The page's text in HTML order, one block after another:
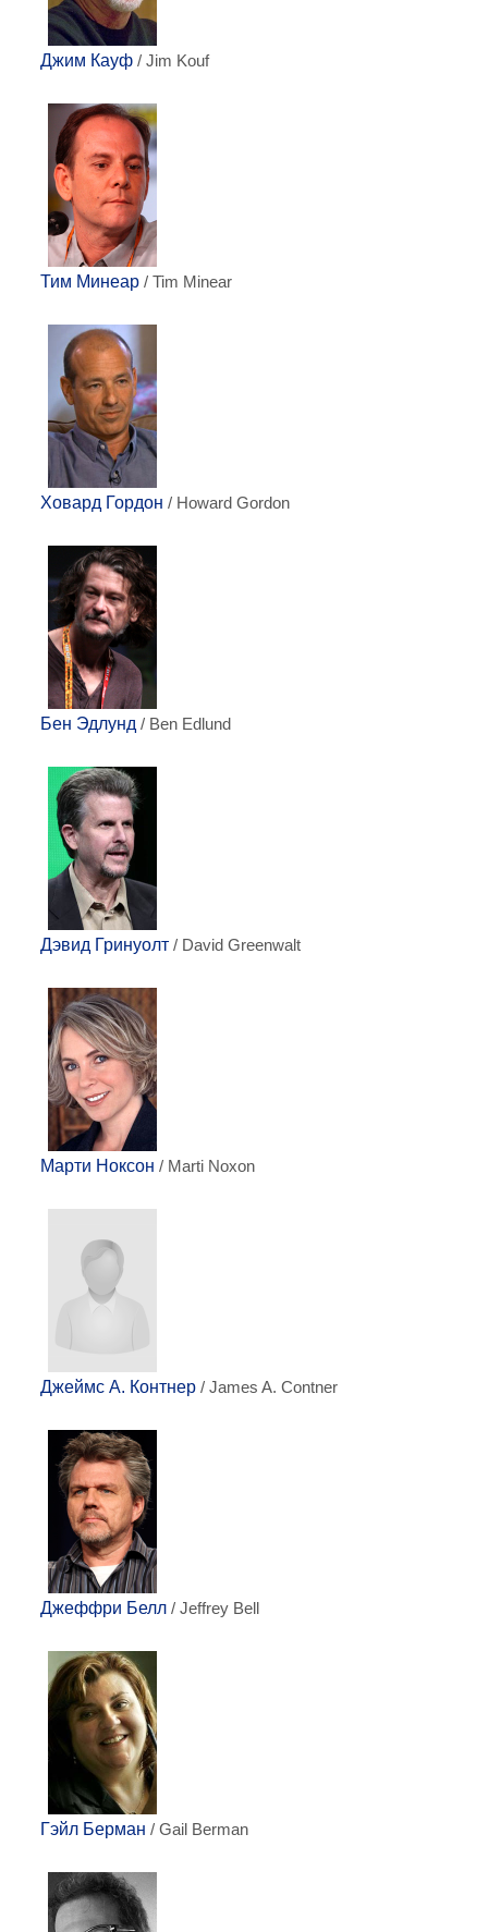
Джим Кауф / Jim Kouf
Тим Минеар / Tim Minear
Ховард Гордон / Howard Gordon
Бен Эдлунд / Ben Edlund
Дэвид Гринуолт / David Greenwalt
Марти Ноксон / Marti Noxon
Джеймс А. Контнер / James A. Contner
Джеффри Белл / Jeffrey Bell
Гэйл Берман / Gail Berman